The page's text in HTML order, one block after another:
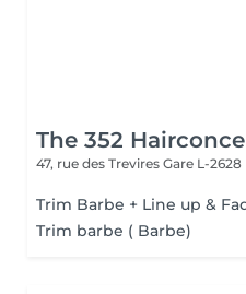
The 352
47, rue des Trevires Gare L-2628
Trim Barbe + Line up &
Trim barbe ( Barbe)